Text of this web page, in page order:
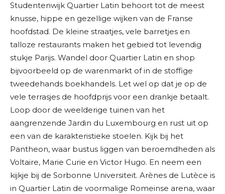
Studentenwijk Quartier Latin behoort tot de meest
knusse, hippe en gezellige wijken van de Franse
hoofdstad. De kleine straatjes, vele barretjes en
talloze restaurants maken het gebied tot levendig
stukje Parijs. Wandel door Quartier Latin en shop
bijvoorbeeld op de warenmarkt of in de stoffige
tweedehands boekhandels. Let wel op dat je op de
vele terrasjes de hoofdprijs voor een drankje betaalt.
Loop door de weelderige tuinen van het
aangrenzende Jardin du Luxembourg en rust uit op
een van de karakteristieke stoelen. Kijk bij het
Pantheon, waar bustus liggen van beroemdheden als
Voltaire, Marie Curie en Victor Hugo. En neem een
kijkje bij de Sorbonne Universiteit. Arènes de Lutèce is
in Quartier Latin de voormalige Romeinse arena, waar